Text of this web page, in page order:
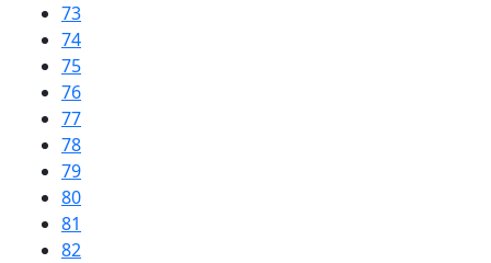
73
74
75
76
77
78
79
80
81
82